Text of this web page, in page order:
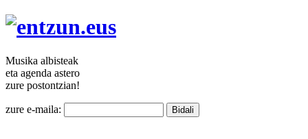
Musika albisteak
eta agenda astero
zure postontzian!
zure e-maila: